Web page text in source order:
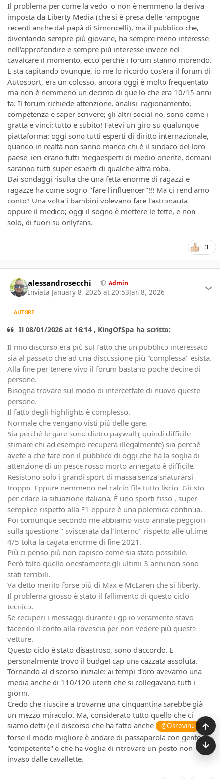
Il problema per come la vedo io non è nemmeno la deriva
imposta da Liberty Media (che si è presa delle rampogne
recenti anche dal papà di Simoncelli), ma il pubblico che,
diventando sempre più giovane, ha sempre meno interesse
nell'approfondire e sempre più interesse invece nel
cavalcare il momento, ecco perchè i forum stanno morendo.
E sta capitando ovunque, io me lo ricordo cos'era il forum di
Autosport, era un colosso, ancora oggi è molto frequentato
ma non è nemmeno un decimo di quello che era 10/15 anni
fa. Il forum richiede attenzione, analisi, ragionamento,
competenza e saper scrivere; gli altri social no, sono come i
gratta e vinci: tutto e subito! Fatevi un giro su qualunque
piattaforma: oggi sono tutti esperti di diritto internazionale,
quando in realtà non sanno manco chi è il sindaco del loro
paese; ieri erano tutti megaesperti di medio oriente, domani
saranno tutti super esperti di qualche altra roba.
Dai sondaggi risulta che una fetta enorme di ragazzi e
ragazze ha come sogno "fare l'influencer"!!! Ma ci rendiamo
conto? Una volta i bambini volevano fare l'astronauta
oppure il medico; oggi il sogno è mettere le tette, e non
solo, di fuori su onlyfans.
3
alessandrosecchi Admin
Inviata January 8, 2026 at 20:53Jan 8, 2026
AUTORE
Il 08/01/2026 at 16:14 , KingOfSpa ha scritto:
Il mio discorso era più sul fatto che un pubblico interessato
sia al passato che ad una discussione più "complessa" esista.
Alla fine per tenere vivo il forum bastano poche decine di
persone.
Bisogna trovare sul modo di intercettate di nuovo queste
persone.
Il fatto degli highlights è complesso.
Normale che vengano visti più delle gare.
Sia perché le gare sono dietro paywall ( quindi difficile
stimare chi ad esempio recupera illegalmente) sia perché
avete a che fare con il pubblico di oggi che ha la soglia di
attenzione di un pesce rosso morto annegato è difficile.
Resistono solo i grandi sport di massa senza snaturarsi
troppo. Eppure nemmeno nel calcio fila tutto liscio. Giusto
per citare la situazione italiana. È uno sporti fisso , super
semplice rispetto alla F1 eppure è una polemica continua.
Poi comunque secondo me abbiamo visto annate peggiori
sulla questione " sviscerata dall'interno" rispetto alle ultime
4/5 tolta la cagata enorme di fine 2021.
Più ci penso più non capisco come sia stato possibile.
Però tolto quello onestamente gli ultimi 3 anni non sono
stati terribili.
Va detto merito forse più di Max e McLaren che si liberty.
Il problema grosso è stato il fallimento di questo ciclo
tecnico.
Se recuperi i messaggi durante i gp io veramente stavo
facendo il conto alla rovescia per non vedere più queste
vetture.
Questo ciclo è stato disastroso, sono d'accordo. E
personalmente trovo il budget cap una cazzata assoluta.
Tornando al discorso iniziale: ai tempi d'oro avevamo una
media anche di 110/120 utenti che si collegavano tutti i
giorni.
Credo che riuscire a trovarne una cinquantina sarebbe già
un mezzo miracolo. Ma, considerato tutto quello che ci
siamo detti (e il discorso che ha fatto anche
@Osrevinu
forse il modo migliore è andare di passaparola con gente
"competente" e che ha voglia di ritrovare un posto non
invaso dalle cavallette.